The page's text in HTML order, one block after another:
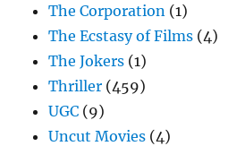
The Corporation (1)
The Ecstasy of Films (4)
The Jokers (1)
Thriller (459)
UGC (9)
Uncut Movies (4)